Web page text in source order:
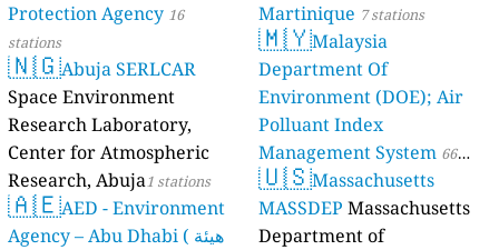
Protection Agency 16
stations
🇳🇬Abuja SERLCAR
Space Environment
Research Laboratory,
Center for Atmospheric
Research, Abuja1 stations
🇦🇪AED - Environment
Agency – Abu Dhabi ( هيئة
Martinique 7 stations
🇲🇾Malaysia
Department Of
Environment (DOE); Air
Polluant Index
Management System 66
stations
🇺🇸Massachusetts
MASSDEP Massachusetts
Department of